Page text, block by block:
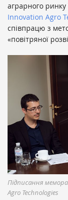
аграрного
Innovation Agro
співпрацю з
«повітряної
Підписання
Agro Technologies